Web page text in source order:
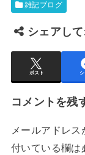
雑記ブログ
シェアして
ポスト
コメントを残
メールアドレス
付いている欄は